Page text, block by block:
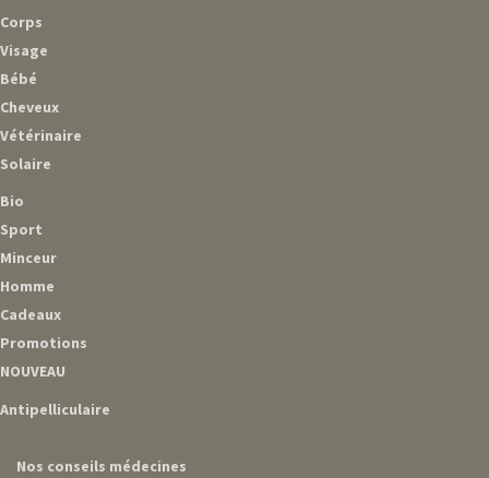
Corps
Visage
Bébé
Cheveux
Vétérinaire
Solaire
Bio
Sport
Minceur
Homme
Cadeaux
Promotions
NOUVEAU
Antipelliculaire
Nos conseils médecines